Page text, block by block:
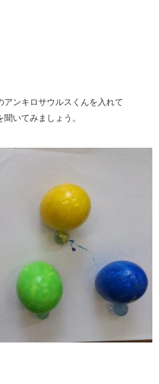
ンキロサウルスくんを入れて
いてみましょう。